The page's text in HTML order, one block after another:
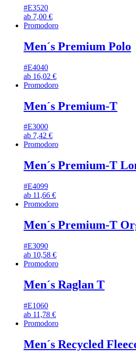
#E3520
ab 7,00 €
Promodoro
Men´s Premium Polo
#E4040
ab 16,02 €
Promodoro
Men´s Premium-T
#E3000
ab 7,42 €
Promodoro
Men´s Premium-T
#E4099
ab 11,66 €
Promodoro
Men´s Premium-T
#E3090
ab 10,58 €
Promodoro
Men´s Raglan T
#E1060
ab 11,78 €
Promodoro
Men´s Recycled